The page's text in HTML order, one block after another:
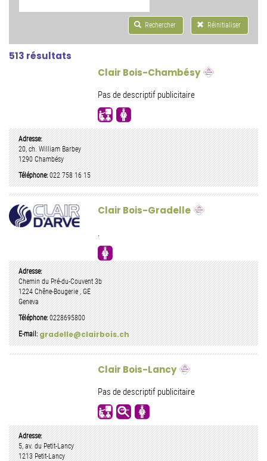
Rechercher Réinitialiser
513 résultats
Clair Bois-Chambésy
Pas de descriptif publicitaire
Adresse:
20, ch. William Barbey
1290 Chambésy
Téléphone:022 758 16 15
Clair Bois-Gradelle
.
Adresse:
Chemin du Pré-du-Couvent 3b
1224 Chêne-Bougerie,GE
Geneva
Téléphone:0228695800
E-mail:gradelle@clairbois.ch
Clair Bois-Lancy
Pas de descriptif publicitaire
Adresse:
5, av. du Petit-Lancy
1213 Petit-Lancy